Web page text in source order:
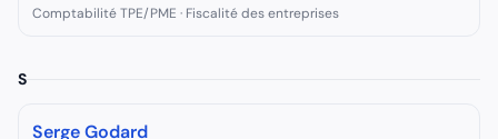
Comptabilité TPE/PME · Fiscalité des entreprises
S
Serge Godard